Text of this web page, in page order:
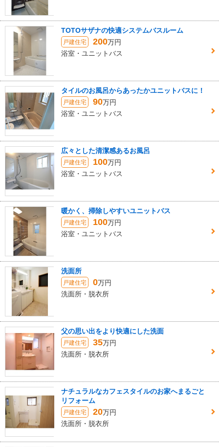
TOTOサザナの快適システムバスルーム
戸建住宅 200万円
浴室・ユニットバス
タイルのお風呂からあったかユニットバスに！
戸建住宅 90万円
浴室・ユニットバス
広々とした清潔感あるお風呂
戸建住宅 100万円
浴室・ユニットバス
暖かく、掃除しやすいユニットバス
戸建住宅 100万円
浴室・ユニットバス
洗面所
戸建住宅 0万円
洗面所・脱衣所
父の思い出をより快適にした洗面
戸建住宅 35万円
洗面所・脱衣所
ナチュラルなカフェスタイルのお家へまるごと
リフォーム
戸建住宅 20万円
洗面所・脱衣所